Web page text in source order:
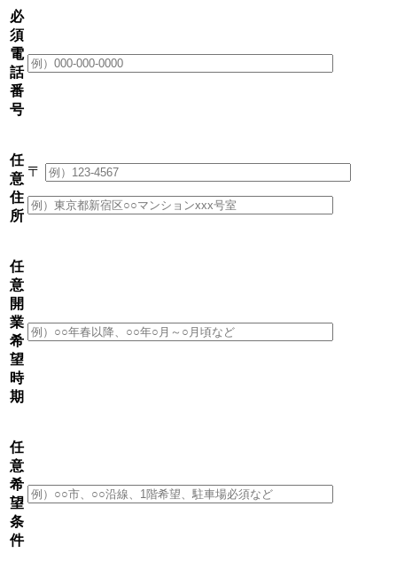
必
須
電
話
番
号
任
意
住
所
〒
任
意
開
業
希
望
時
期
任
意
希
望
条
件